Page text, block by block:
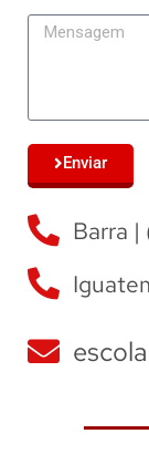
Enviar
Barra |